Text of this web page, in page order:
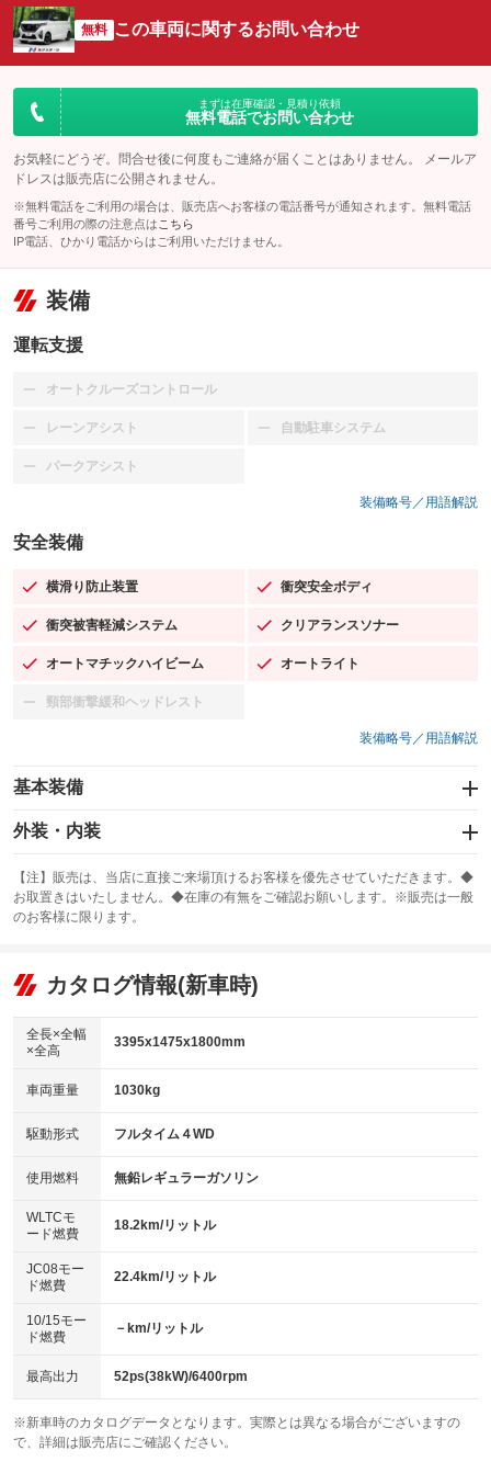
無料 この車両に関するお問い合わせ
まずは在庫確認・見積り依頼
無料電話でお問い合わせ
お気軽にどうぞ。問合せ後に何度もご連絡が届くことはありません。 メールア
ドレスは販売店に公開されません。
※無料電話をご利用の場合は、販売店へお客様の電話番号が通知されます。無料電話
番号ご利用の際の注意点は こちら
IP電話、ひかり電話からはご利用いただけません。
装備
運転支援
オートクルーズコントロール
：装備なし
レーンアシスト
：装備なし 自動駐車システム
：装備なし
パークアシスト
：装備なし
装備略号／用語解説
安全装備
横滑り防止装置
：装備あり 衝突安全ボディ
：装備あり
衝突被害軽減システム
：装備あり クリアランスソナー
：装備あり
オートマチックハイビーム
：装備あり オートライト
：装備あり
頸部衝撃緩和ヘッドレスト
：装備なし
装備略号／用語解説
基本装備
エアバッグ：運転席/助手席/サイド
：装備あり
：装備あり
サンルーフ
：装備なし ABS
リフトアップ
：装備なし
：装備なし
パワーウィンドウ
アイドリングストップ
：装備あり
USB入力端子
：装備あり
100V電源
：装備なし
センターデフロック
：装備なし
電動格納ミラー
：装備あり
外装・内装
カーナビ：SDナビ
：装備あり
TV：フルセグ
：装備あり
ビジュアル：-／DVD再生
：装備あり
：装備あり
革シート
キーレス
HID(キセノンライト)
：装備なし
バックカメラ
：装備あり
エアロ
：装備なし
：装備なし
パワーシート
ベンチシート
：装備あり
チップアップシート
：装備なし
：装備なし ：装備あり
ウォークスルー
：装備なし
【注】販売は、当店に直接ご来場頂けるお客様を優先させていただきます。◆
お取置きはいたしません。◆在庫の有無をご確認お願いします。※販売は一般
のお客様に限ります。
カタログ情報(新車時)
全長×全幅
×全高
3395x1475x1800mm
車両重量 1030kg
駆動形式 フルタイム４WD
使用燃料 無鉛レギュラーガソリン
WLTCモ
ード燃費
18.2km/リットル
JC08モー
ド燃費
22.4km/リットル
10/15モー
ド燃費
－km/リットル
最高出力 52ps(38kW)/6400rpm
※新車時のカタログデータとなります。実際とは異なる場合がございますの
で、詳細は販売店にご確認ください。